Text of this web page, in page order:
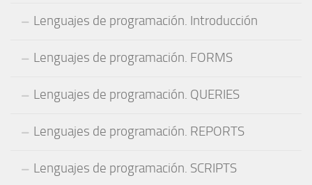
Lenguajes de programación. Introducción
Lenguajes de programación. FORMS
Lenguajes de programación. QUERIES
Lenguajes de programación. REPORTS
Lenguajes de programación. SCRIPTS